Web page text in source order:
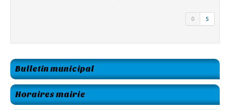
0 5
Bulletin municipal
Horaires mairie